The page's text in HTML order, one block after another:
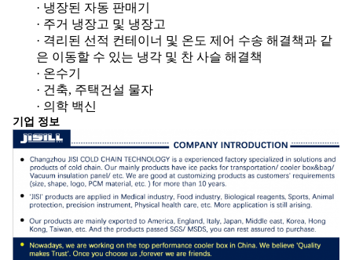
· 냉장된 자동 판매기
· 주거 냉장고 및 냉장고
· 격리된 선적 컨테이너 및 온도 제어 수송 해결책과 같
은 이동할 수 있는 냉각 및 찬 사슬 해결책
· 온수기
· 건축, 주택건설 물자
· 의학 백신
기업 정보